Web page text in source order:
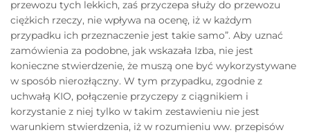
przewozu tych lekkich, zaś przyczepa służy do przewozu
ciężkich rzeczy, nie wpływa na ocenę, iż w każdym
przypadku ich przeznaczenie jest takie samo”. Aby uznać
zamówienia za podobne, jak wskazała Izba, nie jest
konieczne stwierdzenie, że muszą one być wykorzystywane
w sposób nierozłączny. W tym przypadku, zgodnie z
uchwałą KIO, połączenie przyczepy z ciągnikiem i
korzystanie z niej tylko w takim zestawieniu nie jest
warunkiem stwierdzenia, iż w rozumieniu ww. przepisów